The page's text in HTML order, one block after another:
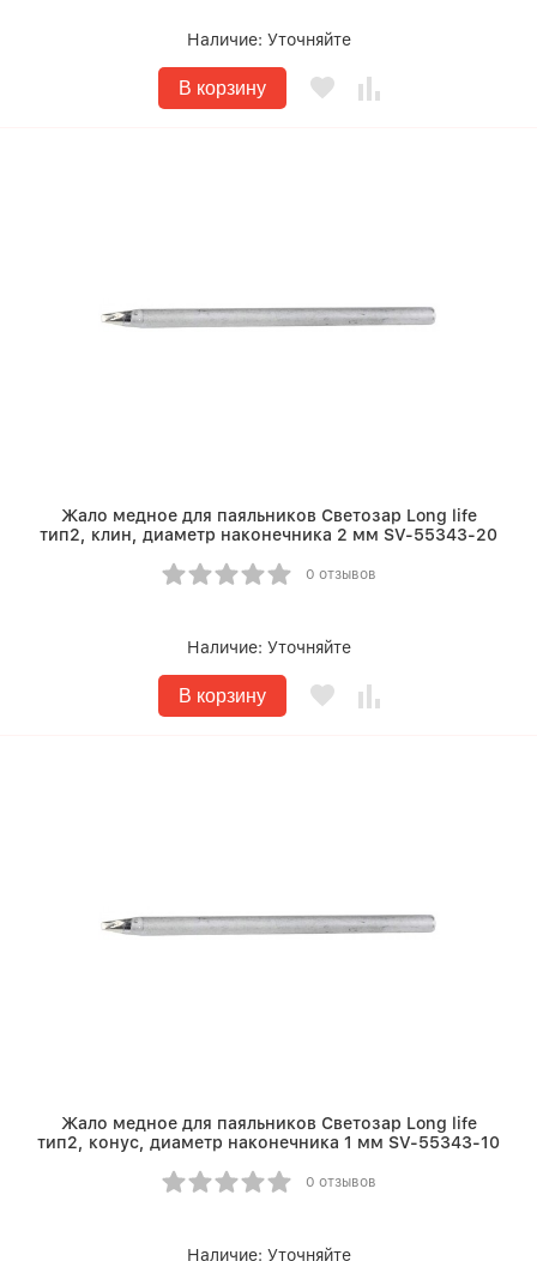
Наличие: Уточняйте
В корзину
Жало медное для паяльников Светозар Long life
тип2, клин, диаметр наконечника 2 мм SV-55343-20
0 отзывов
Наличие: Уточняйте
В корзину
Жало медное для паяльников Светозар Long life
тип2, конус, диаметр наконечника 1 мм SV-55343-10
0 отзывов
Наличие: Уточняйте